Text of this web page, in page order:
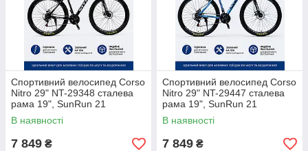
Спортивний велосипед Corso
Nitro 29" NT-29348 сталева
рама 19", SunRun 21
швидкість, дискові гальма
160мм, підніжка, зібраний на
В наявності
7 849 ₴
Спортивний велосипед Corso
Nitro 29" NT-29447 сталева
рама 19", SunRun 21
швидкість, дискові гальма
160мм, підніжка, зібраний на
В наявності
7 849 ₴